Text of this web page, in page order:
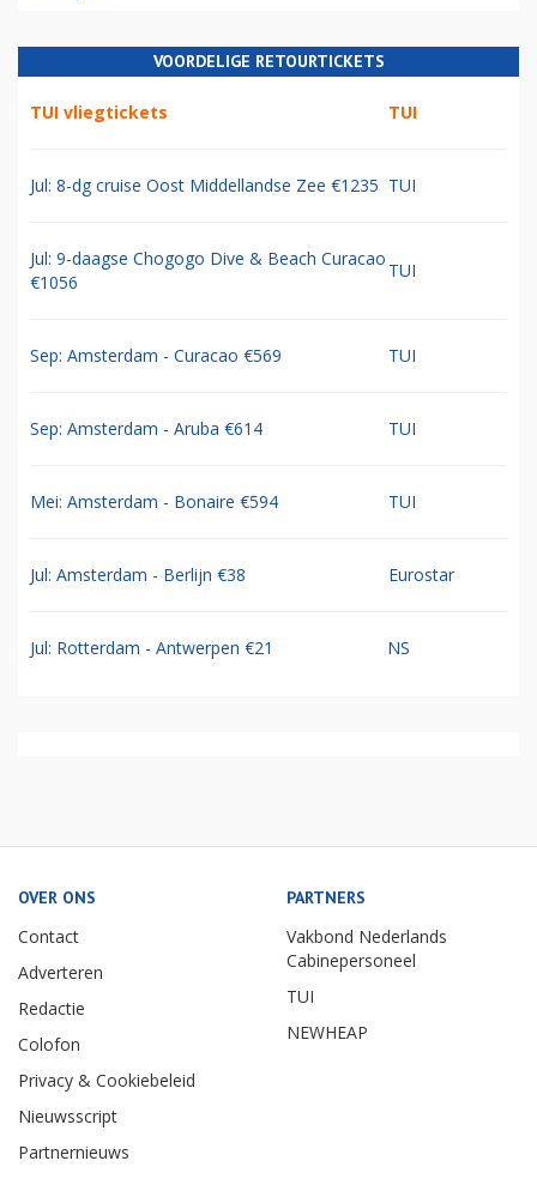
VOORDELIGE RETOURTICKETS
TUI vliegtickets TUI
Jul: 8-dg cruise Oost Middellandse Zee €1235 TUI
Jul: 9-daagse Chogogo Dive & Beach Curacao
€1056
TUI
Sep: Amsterdam - Curacao €569 TUI
Sep: Amsterdam - Aruba €614 TUI
Mei: Amsterdam - Bonaire €594 TUI
Jul: Amsterdam - Berlijn €38 Eurostar
Jul: Rotterdam - Antwerpen €21 NS
OVER ONS
Contact
Adverteren
Redactie
Colofon
Privacy & Cookiebeleid
Nieuwsscript
Partnernieuws
PARTNERS
Vakbond Nederlands
Cabinepersoneel
TUI
NEWHEAP